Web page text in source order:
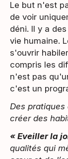
Le but n'est
de voir
déni. Il y a
vie humaine.
s'ouvrir
compris les
n'est pas
c'est un
Des
créer des
« Eveiller la
qualités qui